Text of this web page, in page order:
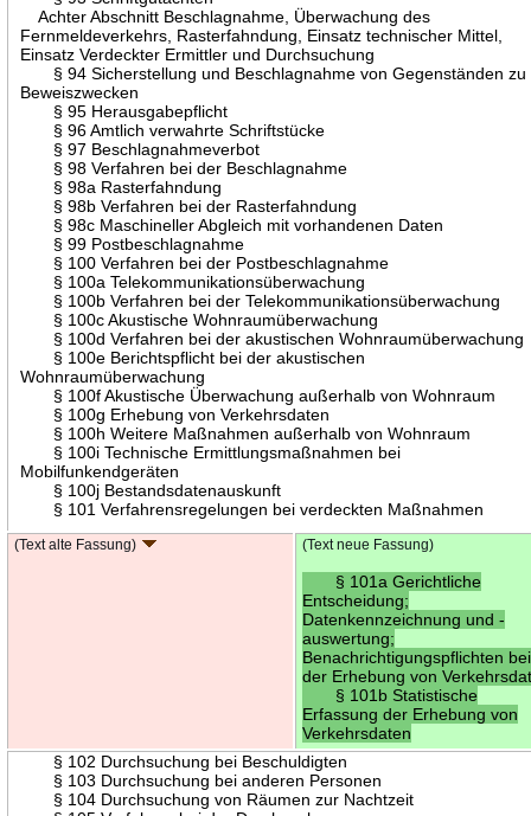
Achter Abschnitt Beschlagnahme, Überwachung des
Fernmeldeverkehrs, Rasterfahndung, Einsatz technischer Mittel,
Einsatz Verdeckter Ermittler und Durchsuchung
§ 94 Sicherstellung und Beschlagnahme von Gegenständen zu
Beweiszwecken
§ 95 Herausgabepflicht
§ 96 Amtlich verwahrte Schriftstücke
§ 97 Beschlagnahmeverbot
§ 98 Verfahren bei der Beschlagnahme
§ 98a Rasterfahndung
§ 98b Verfahren bei der Rasterfahndung
§ 98c Maschineller Abgleich mit vorhandenen Daten
§ 99 Postbeschlagnahme
§ 100 Verfahren bei der Postbeschlagnahme
§ 100a Telekommunikationsüberwachung
§ 100b Verfahren bei der Telekommunikationsüberwachung
§ 100c Akustische Wohnraumüberwachung
§ 100d Verfahren bei der akustischen Wohnraumüberwachung
§ 100e Berichtspflicht bei der akustischen
Wohnraumüberwachung
§ 100f Akustische Überwachung außerhalb von Wohnraum
§ 100g Erhebung von Verkehrsdaten
§ 100h Weitere Maßnahmen außerhalb von Wohnraum
§ 100i Technische Ermittlungsmaßnahmen bei
Mobilfunkendgeräten
§ 100j Bestandsdatenauskunft
§ 101 Verfahrensregelungen bei verdeckten Maßnahmen
(Text alte Fassung) (Text neue Fassung)
§ 101a Gerichtliche
Entscheidung;
Datenkennzeichnung und -
auswertung;
Benachrichtigungspflichten bei
der Erhebung von
§ 101b Statistische
Erfassung der Erhebung von
Verkehrsdaten
§ 102 Durchsuchung bei Beschuldigten
§ 103 Durchsuchung bei anderen Personen
§ 104 Durchsuchung von Räumen zur Nachtzeit